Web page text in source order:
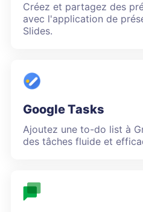
Créez et partagez des
avec l'application de
Slides.
Google Tasks
Ajoutez une to-do list à
des tâches fluide et